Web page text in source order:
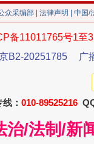
众采编部 法律声明 | 中国
备11011765号1至
B2-20251785
广
： 010-89525216
/法制/新